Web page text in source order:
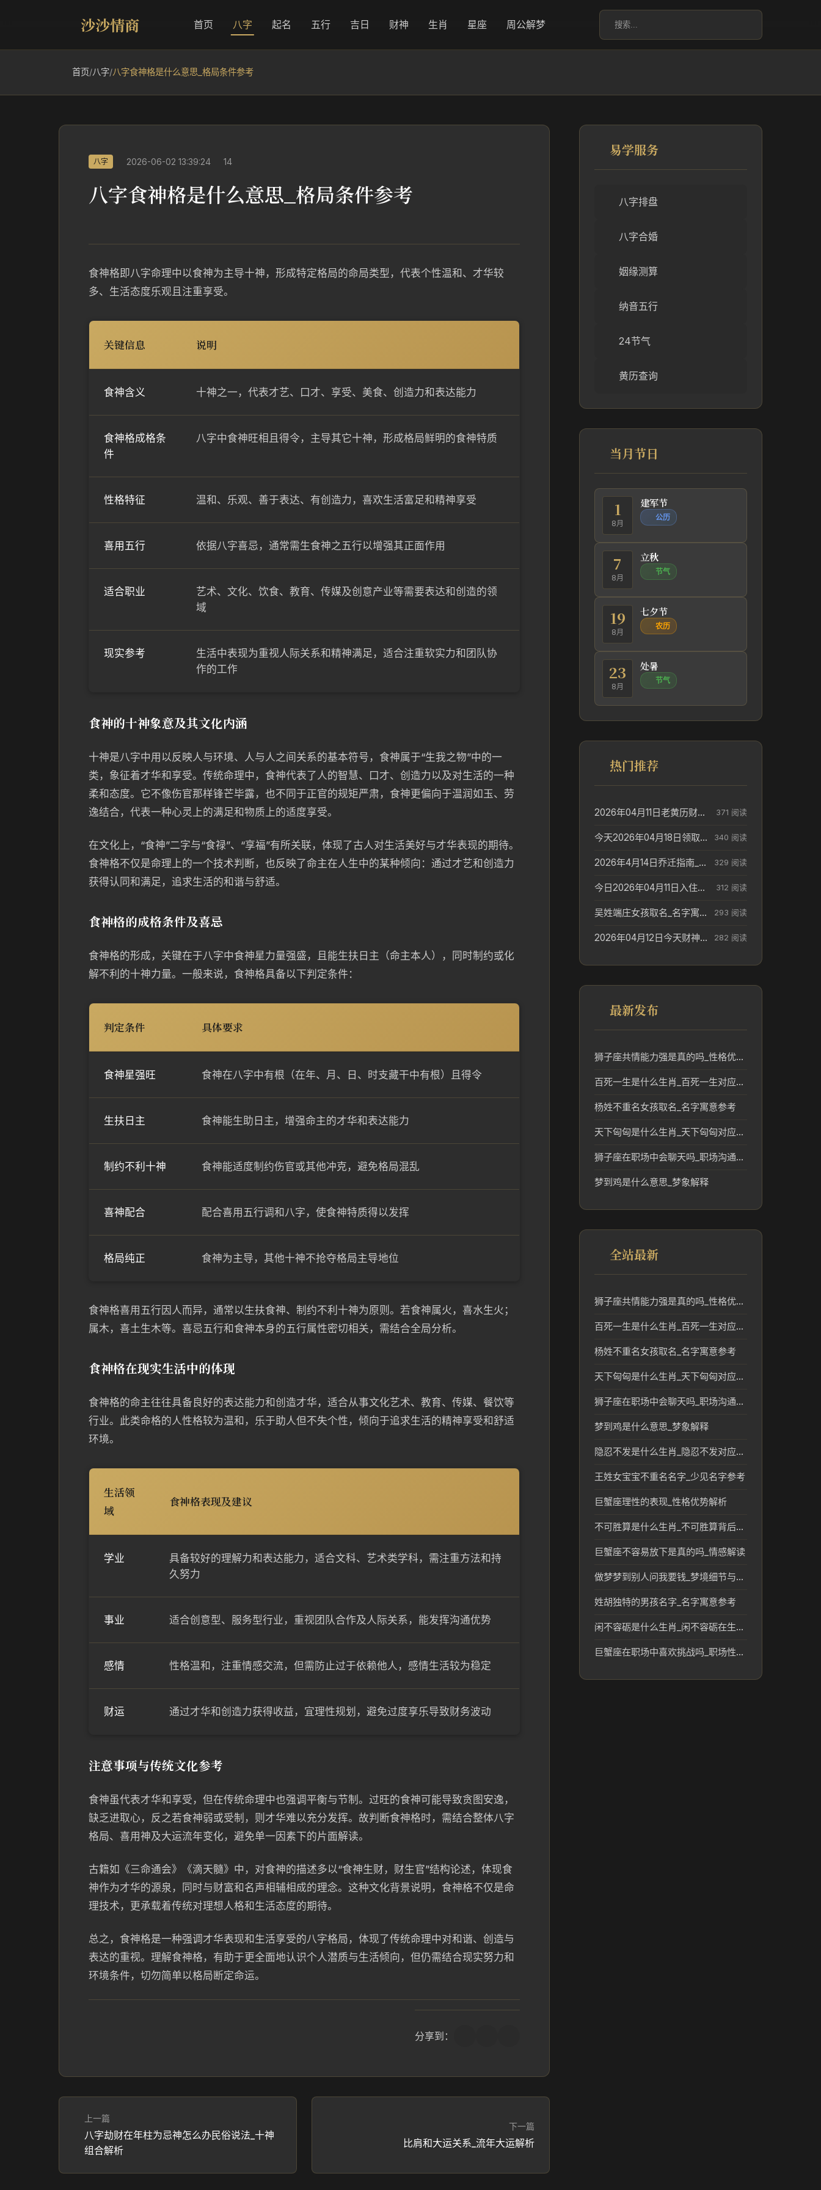
沙沙情商 首页 八字 起名 五行 吉日 财神 生肖 星座 周公解梦
首页/八字/八字食神格是什么意思_格局条件参考
八字 2026-06-02 13:39:24 14
八字食神格是什么意思_格局条件参考
食神格即八字命理中以食神为主导十神，形成特定格局的命局类型，代表个性温和、才华较
多、生活态度乐观且注重享受。
关键信息 说明
食神含义 十神之一，代表才艺、口才、享受、美食、创造力和表达能力
食神格成格条
件
八字中食神旺相且得令，主导其它十神，形成格局鲜明的食神特质
性格特征 温和、乐观、善于表达、有创造力，喜欢生活富足和精神享受
喜用五行 依据八字喜忌，通常需生食神之五行以增强其正面作用
适合职业
艺术、文化、饮食、教育、传媒及创意产业等需要表达和创造的领
域
现实参考
生活中表现为重视人际关系和精神满足，适合注重软实力和团队协
作的工作
食神的十神象意及其文化内涵
十神是八字中用以反映人与环境、人与人之间关系的基本符号，食神属于“生我之物”中的一
类，象征着才华和享受。传统命理中，食神代表了人的智慧、口才、创造力以及对生活的一种
柔和态度。它不像伤官那样锋芒毕露，也不同于正官的规矩严肃，食神更偏向于温润如玉、劳
逸结合，代表一种心灵上的满足和物质上的适度享受。
在文化上，“食神”二字与“食禄”、“享福”有所关联，体现了古人对生活美好与才华表现的期待。
食神格不仅是命理上的一个技术判断，也反映了命主在人生中的某种倾向：通过才艺和创造力
获得认同和满足，追求生活的和谐与舒适。
食神格的成格条件及喜忌
食神格的形成，关键在于八字中食神星力量强盛，且能生扶日主（命主本人），同时制约或化
解不利的十神力量。一般来说，食神格具备以下判定条件：
判定条件 具体要求
食神星强旺 食神在八字中有根（在年、月、日、时支藏干中有根）且得令
生扶日主 食神能生助日主，增强命主的才华和表达能力
制约不利十神 食神能适度制约伤官或其他冲克，避免格局混乱
喜神配合 配合喜用五行调和八字，使食神特质得以发挥
格局纯正 食神为主导，其他十神不抢夺格局主导地位
食神格喜用五行因人而异，通常以生扶食神、制约不利十神为原则。若食神属火，喜水生火；
属木，喜土生木等。喜忌五行和食神本身的五行属性密切相关，需结合全局分析。
食神格在现实生活中的体现
食神格的命主往往具备良好的表达能力和创造才华，适合从事文化艺术、教育、传媒、餐饮等
行业。此类命格的人性格较为温和，乐于助人但不失个性，倾向于追求生活的精神享受和舒适
环境。
生活领
域
食神格表现及建议
学业
具备较好的理解力和表达能力，适合文科、艺术类学科，需注重方法和持
久努力
事业 适合创意型、服务型行业，重视团队合作及人际关系，能发挥沟通优势
感情 性格温和，注重情感交流，但需防止过于依赖他人，感情生活较为稳定
财运 通过才华和创造力获得收益，宜理性规划，避免过度享乐导致财务波动
注意事项与传统文化参考
食神虽代表才华和享受，但在传统命理中也强调平衡与节制。过旺的食神可能导致贪图安逸，
缺乏进取心，反之若食神弱或受制，则才华难以充分发挥。故判断食神格时，需结合整体八字
格局、喜用神及大运流年变化，避免单一因素下的片面解读。
古籍如《三命通会》《滴天髓》中，对食神的描述多以“食神生财，财生官”结构论述，体现食
神作为才华的源泉，同时与财富和名声相辅相成的理念。这种文化背景说明，食神格不仅是命
理技术，更承载着传统对理想人格和生活态度的期待。
总之，食神格是一种强调才华表现和生活享受的八字格局，体现了传统命理中对和谐、创造与
表达的重视。理解食神格，有助于更全面地认识个人潜质与生活倾向，但仍需结合现实努力和
环境条件，切勿简单以格局断定命运。
分享到：
上一篇
八字劫财在年柱为忌神怎么办民俗说法_十神
组合解析
下一篇
比肩和大运关系_流年大运解析
易学服务
八字排盘
八字合婚
姻缘测算
纳音五行
24节气
黄历查询
当月节日
1
8月
建军节
公历
7
8月
立秋
节气
19
8月
七夕节
农历
23
8月
处暑
节气
热门推荐
2026年04月11日老黄历财神方位_财神方位与供奉讲究 371 阅读
今天2026年04月18日领取结婚证老黄历不适合吗_领证日期参考 340 阅读
2026年4月14日乔迁指南_搬家择日参考 329 阅读
今日2026年04月11日入住新居老黄历不适宜吗_搬家择日参考 312 阅读
吴姓端庄女孩取名_名字寓意参考 293 阅读
2026年04月12日今天财神在哪个吉位_财神方位参考 282 阅读
最新发布
狮子座共情能力强是真的吗_性格优势解析
百死一生是什么生肖_百死一生对应生肖及民俗含义解析
杨姓不重名女孩取名_名字寓意参考
天下匈匈是什么生肖_天下匈匈对应的生肖文化解读
狮子座在职场中会聊天吗_职场沟通与性格解析
梦到鸡是什么意思_梦象解释
全站最新
狮子座共情能力强是真的吗_性格优势解析
百死一生是什么生肖_百死一生对应生肖及民俗含义解析
杨姓不重名女孩取名_名字寓意参考
天下匈匈是什么生肖_天下匈匈对应的生肖文化解读
狮子座在职场中会聊天吗_职场沟通与性格解析
梦到鸡是什么意思_梦象解释
隐忍不发是什么生肖_隐忍不发对应生肖及性格特征分析
王姓女宝宝不重名名字_少见名字参考
巨蟹座理性的表现_性格优势解析
不可胜算是什么生肖_不可胜算背后的生肖文化解读
巨蟹座不容易放下是真的吗_情感解读
做梦梦到别人问我要钱_梦境细节与生活参考
姓胡独特的男孩名字_名字寓意参考
闲不容砺是什么生肖_闲不容砺在生肖文化中的象征意义
巨蟹座在职场中喜欢挑战吗_职场性格优势解析